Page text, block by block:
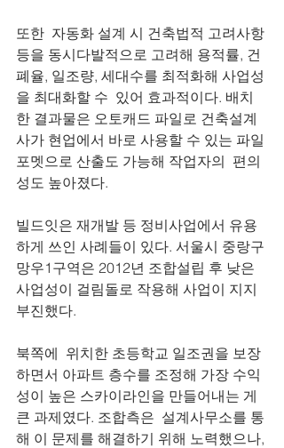
또한  자동화 설계 시 건축법적 고려사항
등을 동시다발적으로 고려해 용적률, 건
폐율, 일조량, 세대수를 최적화해 사업성
을 최대화할 수  있어 효과적이다. 배치
한 결과물은 오토캐드 파일로 건축설계
사가 현업에서 바로 사용할 수 있는 파일
포멧으로 산출도 가능해 작업자의  편의
성도 높아졌다.
빌드잇은 재개발 등 정비사업에서 유용
하게 쓰인 사례들이 있다. 서울시 중랑구
망우1구역은 2012년 조합설립 후 낮은
사업성이 걸림돌로 작용해 사업이 지지
부진했다.
북쪽에  위치한 초등학교 일조권을 보장
하면서 아파트 층수를 조정해 가장 수익
성이 높은 스카이라인을 만들어내는 게
큰 과제였다. 조합측은  설계사무소를 통
해 이 문제를 해결하기 위해 노력했으나,